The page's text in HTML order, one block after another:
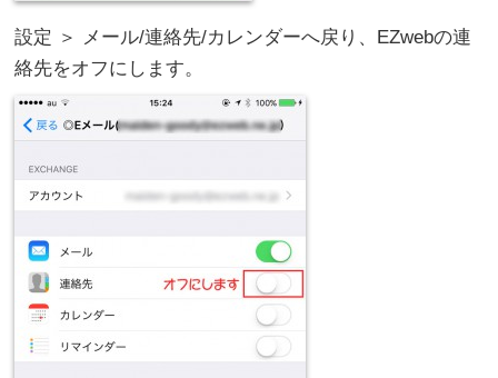
設定 ＞ メール/連絡先/カレンダーへ戻り、EZwebの連
絡先をオフにします。